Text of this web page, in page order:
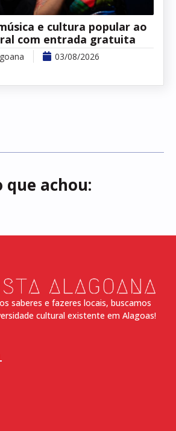
e cultura popular ao
com entrada gratuita
03/08/2026
que achou:
saberes e fazeres locais, buscamos
cultural existente em Alagoas!